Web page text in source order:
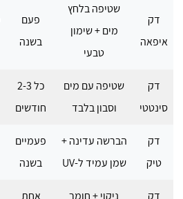
דק
איפאה
שטיפה בלחץ
מים + שימון
טבעי
פעם
בשנה
דק
סינטטי
שטיפה עם מים
וסבון בלבד
כל 2-3
חודשים
דק
טיק
הברשה עדינה +
שמן עמיד ל-UV
פעמיים
בשנה
דק
ניקוי + חומר
אחת